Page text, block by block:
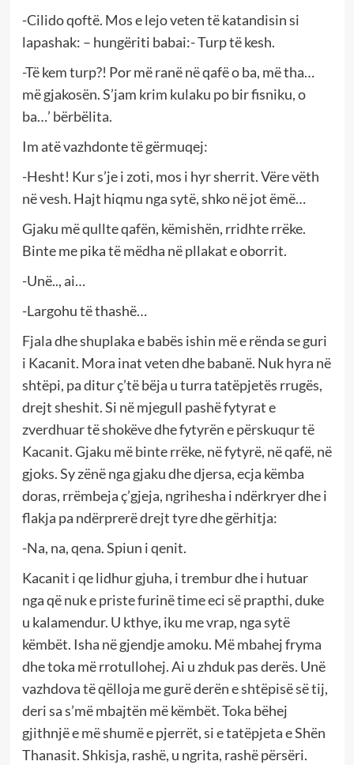
-Cilido qoftë. Mos e lejo veten të katandisin si
lapashak: – hungëriti babai:- Turp të kesh.
-Të kem turp?! Por më ranë në qafë o ba, më tha…
më gjakosën. S’jam krim kulaku po bir fisniku, o
ba…’ bërbëlita.
Im atë vazhdonte të gërmuqej:
-Hesht! Kur s’je i zoti, mos i hyr sherrit. Vëre vëth
në vesh. Hajt hiqmu nga sytë, shko në jot ëmë…
Gjaku më qullte qafën, këmishën, rridhte rrëke.
Binte me pika të mëdha në pllakat e oborrit.
-Unë.., ai…
-Largohu të thashë…
Fjala dhe shuplaka e babës ishin më e rënda se guri
i Kacanit. Mora inat veten dhe babanë. Nuk hyra në
shtëpi, pa ditur ç’të bëja u turra tatëpjetës rrugës,
drejt sheshit. Si në mjegull pashë fytyrat e
zverdhuar të shokëve dhe fytyrën e përskuqur të
Kacanit. Gjaku më binte rrëke, në fytyrë, në qafë, në
gjoks. Sy zënë nga gjaku dhe djersa, ecja këmba
doras, rrëmbeja ç’gjeja, ngrihesha i ndërkryer dhe i
flakja pa ndërprerë drejt tyre dhe gërhitja:
-Na, na, qena. Spiun i qenit.
Kacanit i qe lidhur gjuha, i trembur dhe i hutuar
nga që nuk e priste furinë time eci së prapthi, duke
u kalamendur. U kthye, iku me vrap, nga sytë
këmbët. Isha në gjendje amoku. Më mbahej fryma
dhe toka më rrotullohej. Ai u zhduk pas derës. Unë
vazhdova të qëlloja me gurë derën e shtëpisë së tij,
deri sa s’më mbajtën më këmbët. Toka bëhej
gjithnjë e më shumë e pjerrët, si e tatëpjeta e Shën
Thanasit. Shkisja, rashë, u ngrita, rashë përsëri.